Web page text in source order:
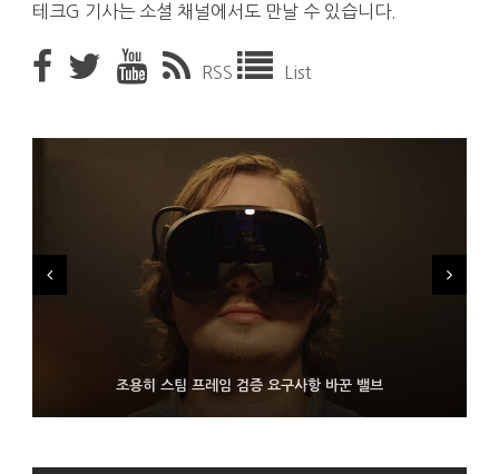
테크G 기사는 소셜 채널에서도 만날 수 있습니다.
RSS List
조용히 스팀 프레임 검증 요구사항 바꾼 밸브
9월 4일부터 서비스 접는 안드로이드 장치용 구글 어시스턴트
FMS 2026서 차세대 3D 메모리 ZHBM·ZNAND-O 모형 처음 선
보인 삼성전자